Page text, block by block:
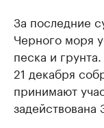
За последние
Черного моря
песка и
21 декабря
принимают
задействована